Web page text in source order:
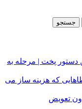
دستور پخت | مرحله به
که هزینه ساز می
تعویض